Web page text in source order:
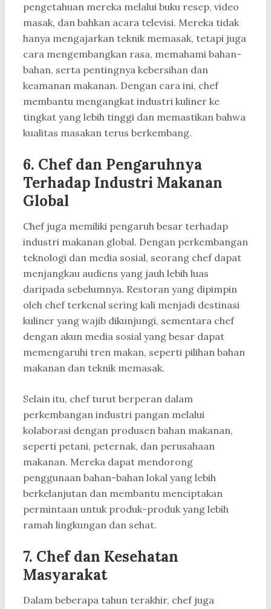
pengetahuan mereka melalui buku resep, video
masak, dan bahkan acara televisi. Mereka tidak
hanya mengajarkan teknik memasak, tetapi juga
cara mengembangkan rasa, memahami bahan-
bahan, serta pentingnya kebersihan dan
keamanan makanan. Dengan cara ini, chef
membantu mengangkat industri kuliner ke
tingkat yang lebih tinggi dan memastikan bahwa
kualitas masakan terus berkembang.
6. Chef dan Pengaruhnya
Terhadap Industri Makanan
Global
Chef juga memiliki pengaruh besar terhadap
industri makanan global. Dengan perkembangan
teknologi dan media sosial, seorang chef dapat
menjangkau audiens yang jauh lebih luas
daripada sebelumnya. Restoran yang dipimpin
oleh chef terkenal sering kali menjadi destinasi
kuliner yang wajib dikunjungi, sementara chef
dengan akun media sosial yang besar dapat
memengaruhi tren makan, seperti pilihan bahan
makanan dan teknik memasak.
Selain itu, chef turut berperan dalam
perkembangan industri pangan melalui
kolaborasi dengan produsen bahan makanan,
seperti petani, peternak, dan perusahaan
makanan. Mereka dapat mendorong
penggunaan bahan-bahan lokal yang lebih
berkelanjutan dan membantu menciptakan
permintaan untuk produk-produk yang lebih
ramah lingkungan dan sehat.
7. Chef dan Kesehatan
Masyarakat
Dalam beberapa tahun terakhir, chef juga